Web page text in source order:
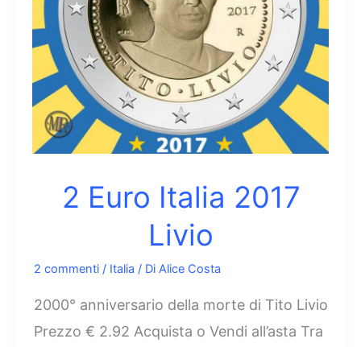
2 Euro Italia 2017
Livio
2 commenti / Italia / Di Alice Costa
2000° anniversario della morte di Tito Livio
Prezzo € 2.92 Acquista o Vendi all’asta Tra